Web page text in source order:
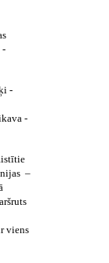
-
-
-
–
viens